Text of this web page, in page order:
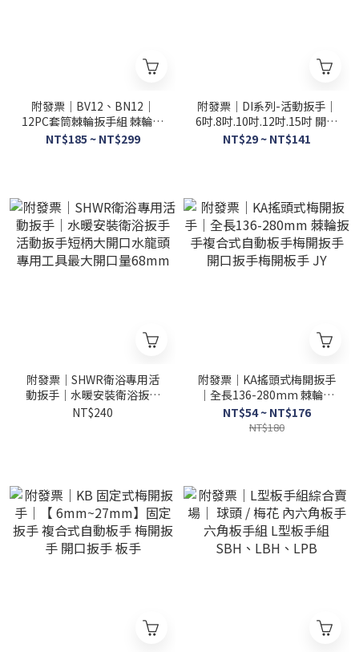
附發票｜BV12、BN12｜
12PC套筒棘輪扳手組 棘輪套
筒扳手 外六角扳手 汽修套管
NT$185 ~ NT$299
附發票｜DI系列-活動扳手｜
6吋.8吋.10吋.12吋.15吋 開口
板手 六角扳手 螺絲扳手 螺栓
NT$29 ~ NT$141
附發票｜SHWR衛浴專用活
動扳手｜水暖安裝衛浴扳手
活動扳手短柄大開口水龍頭
NT$240
附發票｜KA搖頭式梅開扳手
｜全長136-280mm 棘輪扳
手複合式自動板手梅開扳手
開口扳手梅開板手 JY
NT$54 ~ NT$176
NT$180